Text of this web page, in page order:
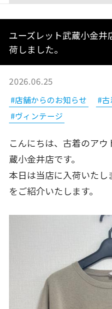
ユーズレット武蔵小金井
荷しました。
2026.06.25
#店舗からのお知らせ #古
#ヴィンテージ
こんにちは、古着のア
蔵小金井店です。
本日は当店に入荷いたし
をご紹介いたします。